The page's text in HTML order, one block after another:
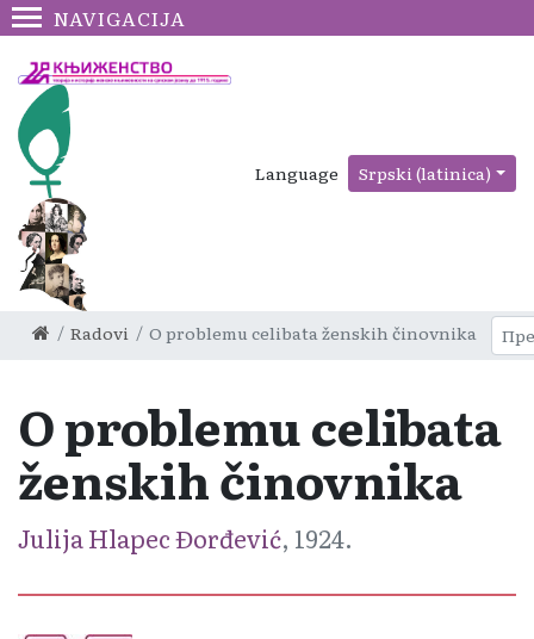
NAVIGACIJA
Language Srpski (latinica)
Radovi O problemu celibata ženskih činovnika
O problemu celibata
ženskih činovnika
Julija Hlapec Đorđević, 1924.